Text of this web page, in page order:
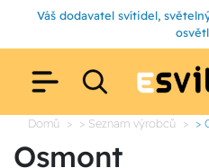
Váš dodavatel svítidel,
Domů > Seznam výrobců >
Osmont